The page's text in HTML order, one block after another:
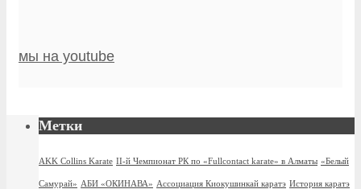
мы на youtube
Метки
AKK Collins Karate II-й Чемпионат РК по «Fullcontact karate» в Алматы «Белый
Самурай» АБИ «ОКИНАВА» Ассоциация Киокушинкай каратэ История каратэ